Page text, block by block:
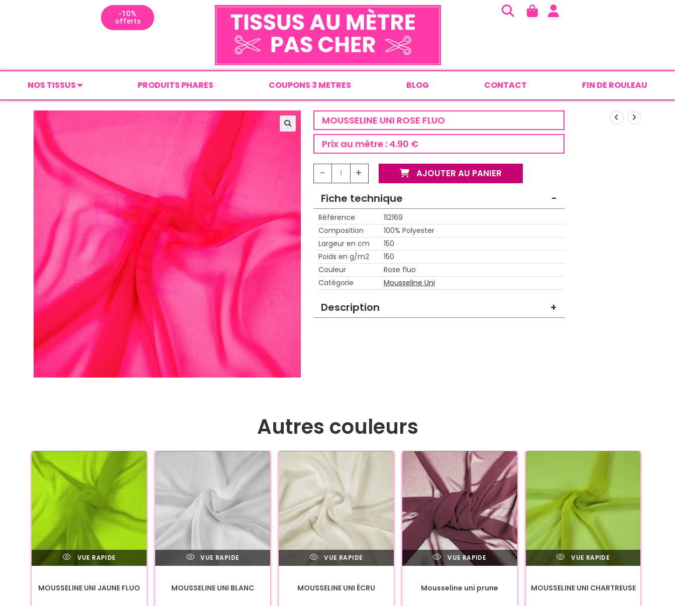
-10%
offerts
NOS TISSUS PRODUITS PHARES COUPONS 3 METRES BLOG CONTACT FIN DE ROULEAU
MOUSSELINE UNI ROSE FLUO
Prix au mètre : 4.90 €
- + AJOUTER AU PANIER
Fiche technique -
Référence
112169
Composition
100% Polyester
Largeur en cm
150
Poids en g/m2
150
Couleur
Rose fluo
Catégorie
Mousseline Uni
Description +
Autres couleurs
VUE RAPIDE
MOUSSELINE UNI JAUNE FLUO
VUE RAPIDE
MOUSSELINE UNI BLANC
VUE RAPIDE
MOUSSELINE UNI ÉCRU
VUE RAPIDE
Mousseline uni prune
VUE RAPIDE
MOUSSELINE UNI CHARTREUSE